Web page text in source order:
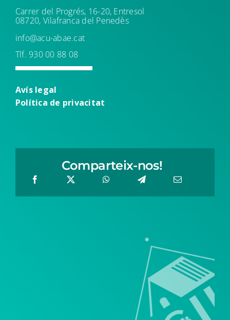
Carrer del Progrés, 16-20, Entresol
08720, Vilafranca del Penedès
info@acu-abae.cat
Tlf. 930 00 88 08
Avís legal
Política de privacitat
Comparteix-nos!